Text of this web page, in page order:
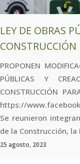
LEY DE OBRAS
CONSTRUCCIÓN
PROPONEN
PÚBLICAS Y
CONSTRUCCIÓN
https://
Se reunieron
de la Construcción, la
25 agosto, 2023